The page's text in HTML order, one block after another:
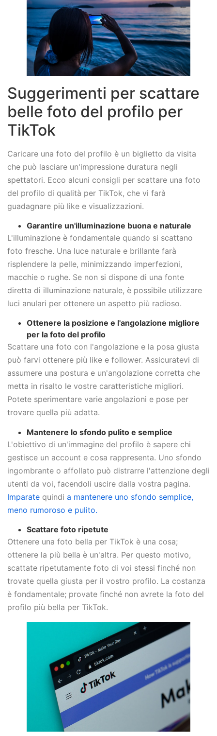
Suggerimenti per scattare
belle foto del profilo per
TikTok
Caricare una foto del profilo è un biglietto da visita
che può lasciare un'impressione duratura negli
spettatori. Ecco alcuni consigli per scattare una foto
del profilo di qualità per TikTok, che vi farà
guadagnare più like e visualizzazioni.
Garantire un'illuminazione buona e naturale
L'illuminazione è fondamentale quando si scattano
foto fresche. Una luce naturale e brillante farà
risplendere la pelle, minimizzando imperfezioni,
macchie o rughe. Se non si dispone di una fonte
diretta di illuminazione naturale, è possibile utilizzare
luci anulari per ottenere un aspetto più radioso.
Ottenere la posizione e l'angolazione migliore
per la foto del profilo
Scattare una foto con l'angolazione e la posa giusta
può farvi ottenere più like e follower. Assicuratevi di
assumere una postura e un'angolazione corretta che
metta in risalto le vostre caratteristiche migliori.
Potete sperimentare varie angolazioni e pose per
trovare quella più adatta.
Mantenere lo sfondo pulito e semplice
L'obiettivo di un'immagine del profilo è sapere chi
gestisce un account e cosa rappresenta. Uno sfondo
ingombrante o affollato può distrarre l'attenzione degli
utenti da voi, facendoli uscire dalla vostra pagina.
Imparate quindi a mantenere uno sfondo semplice,
meno rumoroso e pulito.
Scattare foto ripetute
Ottenere una foto bella per TikTok è una cosa;
ottenere la più bella è un'altra. Per questo motivo,
scattate ripetutamente foto di voi stessi finché non
trovate quella giusta per il vostro profilo. La costanza
è fondamentale; provate finché non avrete la foto del
profilo più bella per TikTok.